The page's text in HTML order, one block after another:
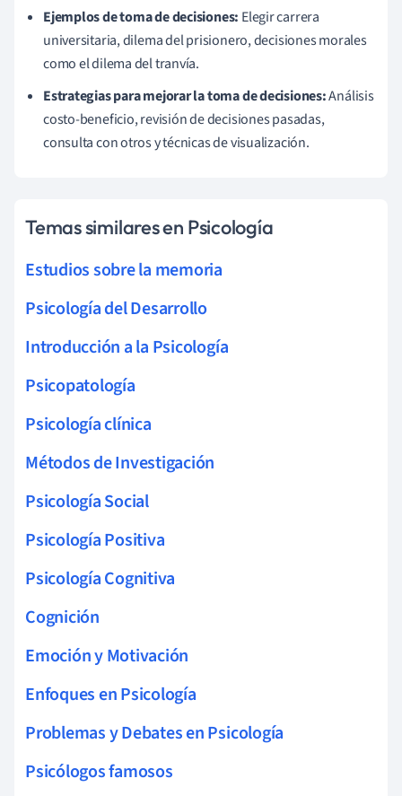
Ejemplos de toma de decisiones: Elegir carrera
universitaria, dilema del prisionero, decisiones morales
como el dilema del tranvía.
Estrategias para mejorar la toma de decisiones:Análisis
costo-beneficio, revisión de decisiones pasadas,
consulta con otros y técnicas de visualización.
Temas similares en Psicología
Estudios sobre la memoria
Psicología del Desarrollo
Introducción a la Psicología
Psicopatología
Psicología clínica
Métodos de Investigación
Psicología Social
Psicología Positiva
Psicología Cognitiva
Cognición
Emoción y Motivación
Enfoques en Psicología
Problemas y Debates en Psicología
Psicólogos famosos